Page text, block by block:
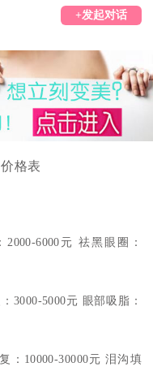
+发起对话
格表
6000元 祛黑眼圈：
5000元 眼部吸脂：
10000-30000元 泪沟填